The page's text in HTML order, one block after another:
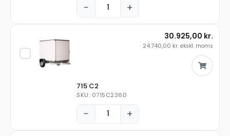
− +
715 C2
SKU: 0715C236D
− +
30.925,00 kr.
24.740,00 kr. ekskl. moms